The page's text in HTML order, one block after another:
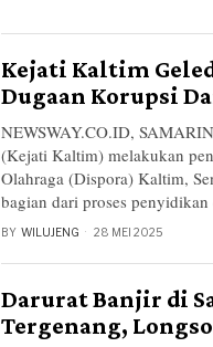
Kejati Kaltim
Dugaan Korupsi
NEWSWAY.CO.ID,
(Kejati Kaltim) melakukan
Olahraga (Dispora) Kaltim,
bagian dari proses
BY WILUJENG 28 MEI 2025
Darurat Banjir di
Tergenang,